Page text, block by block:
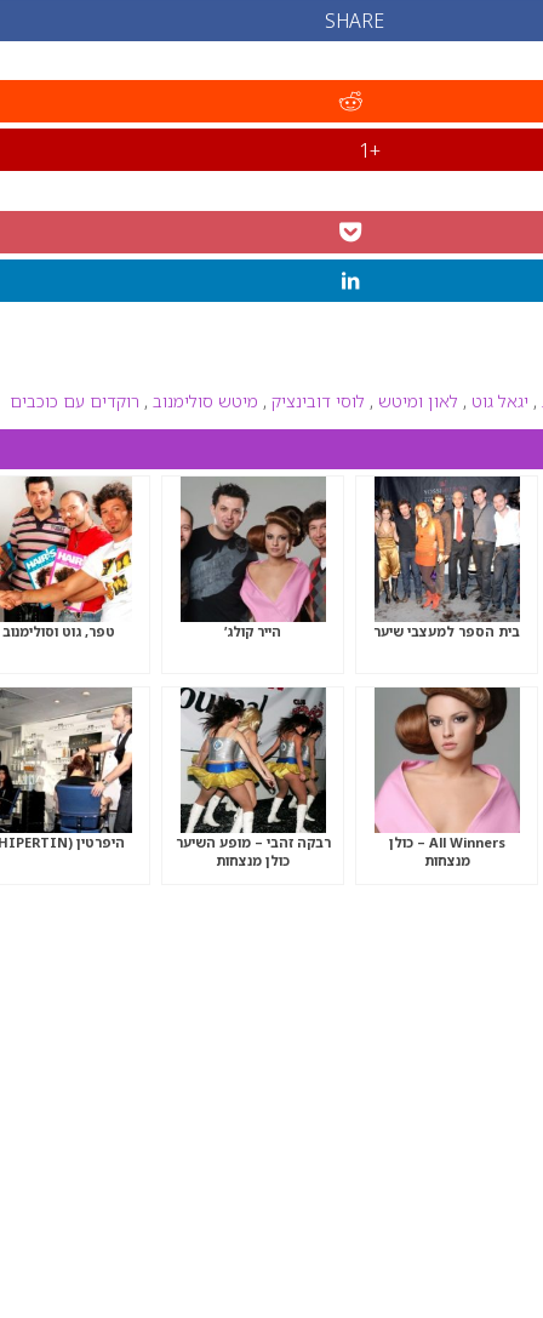
SHARE
+1
, יגאל גוט , לאון ומיטש , לוסי דובינציק , מיטש סולימנוב , רוקדים עם כוכבים
בית הספר למעצבי שיער הייר קולג’ טפר, גוט וסולימנוב
All Winners – כולן
מנצחות
רבקה זהבי – מופע השיער
כולן מנצחות
היפרטין (HIPERTIN)